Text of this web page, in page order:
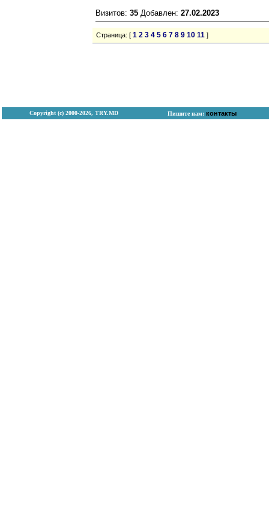
Визитов: 35 Добавлен: 27.02.2023
Страница: [ 1 2 3 4 5 6 7 8 9 10 11 ]
Copyright (с) 2000-2026, TRY.MD Пишите нам: контакты